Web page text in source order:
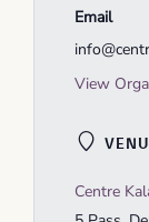
Centre
Email
View